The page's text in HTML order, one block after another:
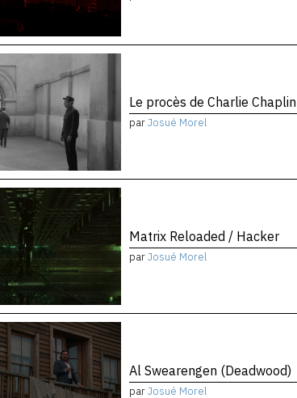
Le procès de Charlie Chaplin
parJosué Morel
Matrix Reloaded / Hacker
parJosué Morel
Al Swearengen (Deadwood)
parJosué Morel